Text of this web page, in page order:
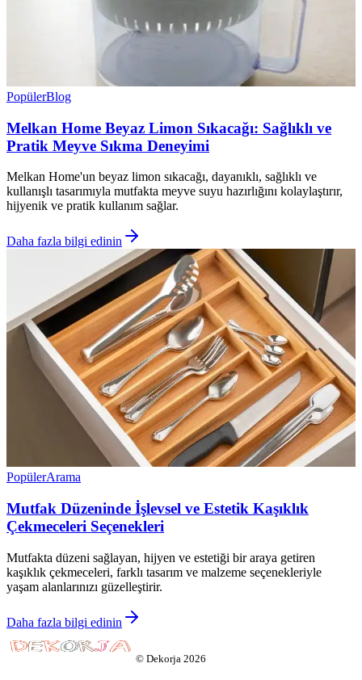
PopülerBlog
Melkan Home Beyaz Limon Sıkacağı: Sağlıklı ve
Pratik Meyve Sıkma Deneyimi
Melkan Home'un beyaz limon sıkacağı, dayanıklı, sağlıklı ve
kullanışlı tasarımıyla mutfakta meyve suyu hazırlığını kolaylaştırır,
hijyenik ve pratik kullanım sağlar.
Daha fazla bilgi edinin
PopülerArama
Mutfak Düzeninde İşlevsel ve Estetik Kaşıklık
Çekmeceleri Seçenekleri
Mutfakta düzeni sağlayan, hijyen ve estetiği bir araya getiren
kaşıklık çekmeceleri, farklı tasarım ve malzeme seçenekleriyle
yaşam alanlarınızı güzelleştirir.
Daha fazla bilgi edinin
© Dekorja 2026